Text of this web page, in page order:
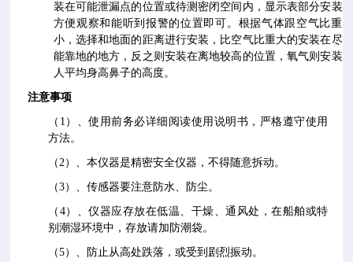
装在可能泄漏点的位置或待测密闭空间内，显示表部分安装在
方便观察和能听到报警的位置即可。根据气体跟空气比重大
小，选择和地面的距离进行安装，比空气比重大的安装在尽可
能靠地的地方，反之则安装在离地较高的位置，氧气则安装在
人平均身高鼻子的高度。
注意事项
（1）、使用前务必详细阅读使用说明书，严格遵守使用
方法。
（2）、本仪器是精密安全仪器，不得随意拆动。
（3）、传感器要注意防水、防尘。
（4）、仪器应存放在低温、干燥、通风处，在船舶或特
别潮湿环境中，存放请加防潮袋。
（5）、防止从高处跌落，或受到剧烈振动。